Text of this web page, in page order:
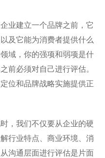
业建立一个品牌之前，它
及它能为消费者提供什么
域，你的强项和弱项是什
前必须对自己进行评估。
位和品牌战略实施提供正
，我们不仅要从企业的硬
行业特点、商业环境、消
沟通层面进行评估是片面